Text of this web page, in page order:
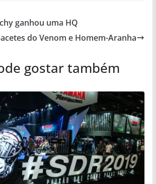
ganhou uma HQ
do Venom e Homem-Aranha
gostar também